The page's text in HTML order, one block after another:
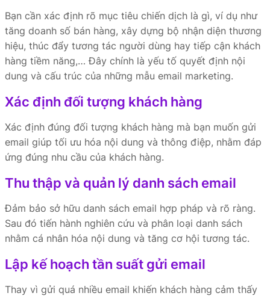
Bạn cần xác định rõ mục tiêu chiến dịch là gì, ví dụ như
tăng doanh số bán hàng, xây dựng bộ nhận diện thương
hiệu, thúc đẩy tương tác người dùng hay tiếp cận khách
hàng tiềm năng,… Đây chính là yếu tố quyết định nội
dung và cấu trúc của những mẫu email marketing.
Xác định đối tượng khách hàng
Xác định đúng đối tượng khách hàng mà bạn muốn gửi
email giúp tối ưu hóa nội dung và thông điệp, nhằm đáp
ứng đúng nhu cầu của khách hàng.
Thu thập và quản lý danh sách email
Đảm bảo sở hữu danh sách email hợp pháp và rõ ràng.
Sau đó tiến hành nghiên cứu và phân loại danh sách
nhằm cá nhân hóa nội dung và tăng cơ hội tương tác.
Lập kế hoạch tần suất gửi email
Thay vì gửi quá nhiều email khiến khách hàng cảm thấy